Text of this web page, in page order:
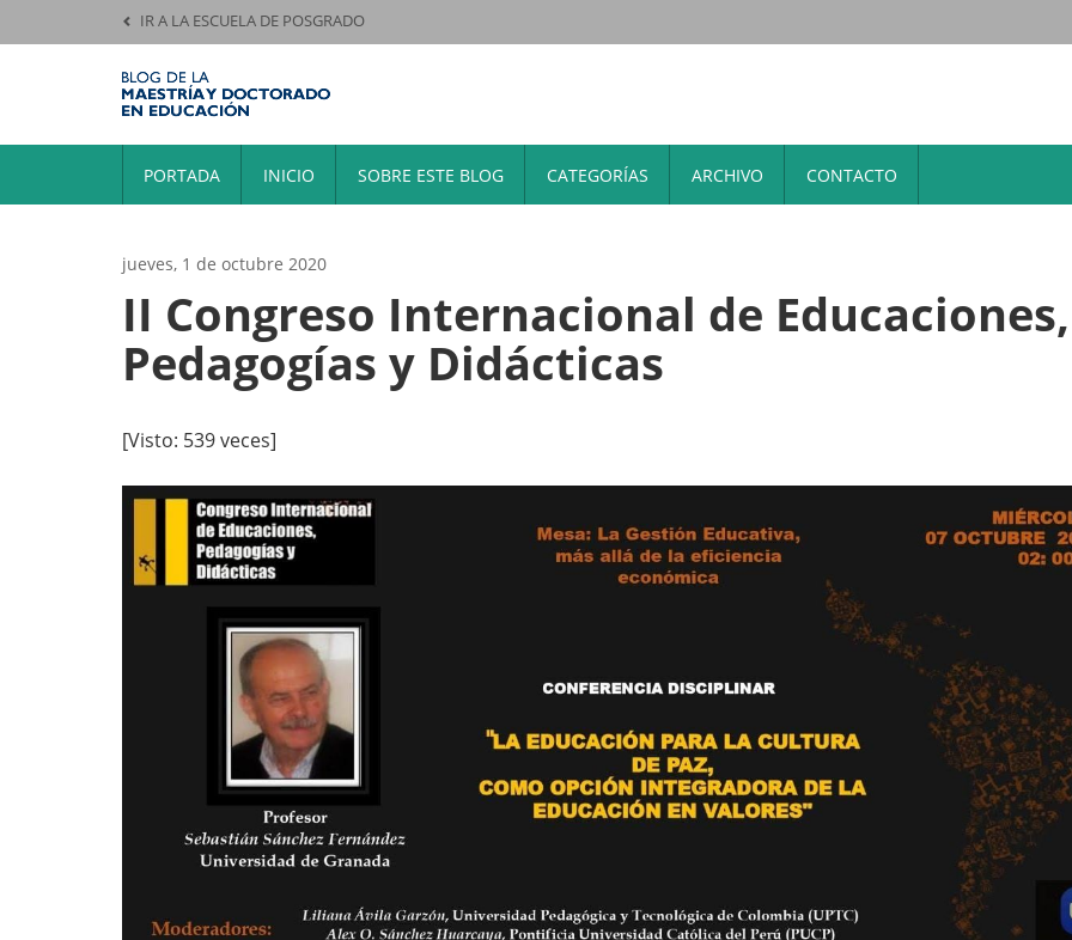
IR A LA ESCUELA DE POSGRADO
PORTADA INICIO SOBRE ESTE BLOG CATEGORÍAS ARCHIVO CONTACTO
jueves, 1 de octubre 2020
II Congreso Internacional de Educaciones,
Pedagogías y Didácticas
[Visto: 539 veces]